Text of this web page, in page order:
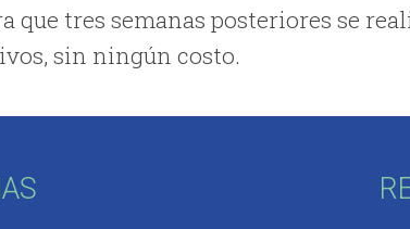
que tres semanas posteriores se
sin ningún costo.